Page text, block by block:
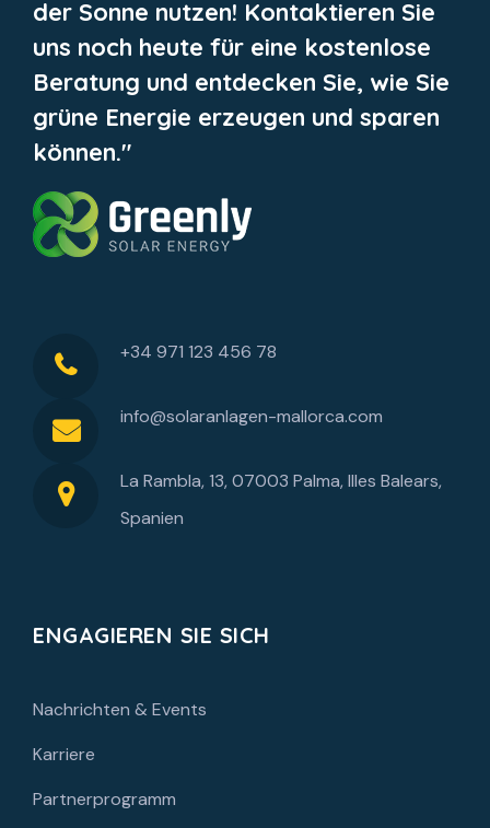
der Sonne nutzen! Kontaktieren Sie
uns noch heute für eine kostenlose
Beratung und entdecken Sie, wie Sie
grüne Energie erzeugen und sparen
können."
+34 971 123 456 78
info@solaranlagen-mallorca.com
La Rambla, 13, 07003 Palma, Illes Balears,
Spanien
ENGAGIEREN SIE SICH
Nachrichten & Events
Karriere
Partnerprogramm